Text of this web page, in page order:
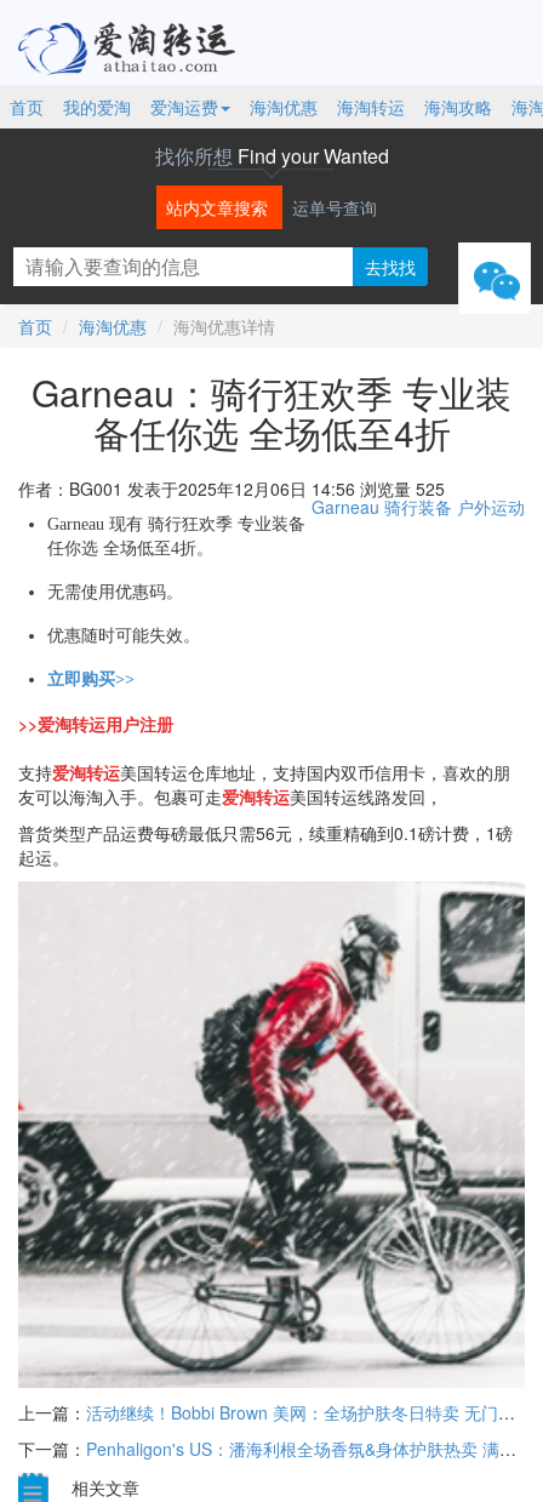
首页 我的爱淘 爱淘运费 海淘优惠 海淘转运 海淘攻略 海
找你所想 Find your Wanted
站内文章搜索 运单号查询
首页 海淘优惠 海淘优惠详情
Garneau：骑行狂欢季 专业装
备任你选 全场低至4折
作者：BG001 发表于2025年12月06日 14:56 浏览量 525
Garneau 骑行装备 户外运动
Garneau 现有 骑行狂欢季 专业装备
任你选 全场低至4折。
无需使用优惠码。
优惠随时可能失效。
立即购买>>
>>爱淘转运用户注册
支持爱淘转运美国转运仓库地址，支持国内双币信用卡，喜欢的朋
友可以海淘入手。包裹可走爱淘转运美国转运线路发回，
普货类型产品运费每磅最低只需56元，续重精确到0.1磅计费，1磅
起运。
上一篇： 活动继续！Bobbi Brown 美网：全场护肤冬日特卖 无门槛7折 满$90赠眼线棒正装
下一篇： Penhaligon's US：潘海利根全场香氛&身体护肤热卖 满$160送好礼3件
相关文章